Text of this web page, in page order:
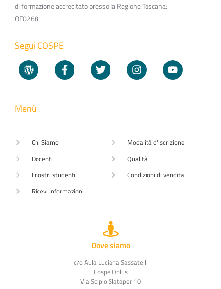
di formazione accreditato presso la Regione Toscana:
OF0268
Segui COSPE
Menù
Chi Siamo
Docenti
I nostri studenti
Ricevi informazioni
Modalità d'iscrizione
Qualità
Condizioni di vendita
Dove siamo
c/o Aula Luciana Sassatelli
Cospe Onlus
Via Scipio Slataper 10